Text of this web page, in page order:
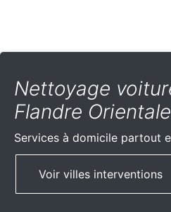
Nettoyage
Flandre Orientale
Services à domicile partout
Voir villes interventions